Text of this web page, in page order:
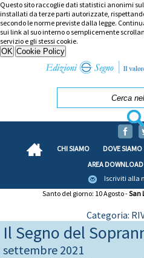
Questo sito raccoglie dati statistici anonimi
installati da terze parti autorizzate,
secondo le norme previste dalla legge.
sui link al suo interno o semplicemente
servizio e gli stessi cookie.
CHI SIAMO DOVE SIAMO
AREA DOWNLOAD
Iscriviti alla
Santo del giorno: 10 Agosto -San
Categoria:
Il Segno del
settembre 2021